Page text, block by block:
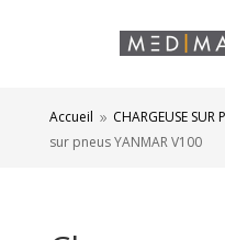
Accueil 9 CHARGEUSE SUR
sur pneus YANMAR V100